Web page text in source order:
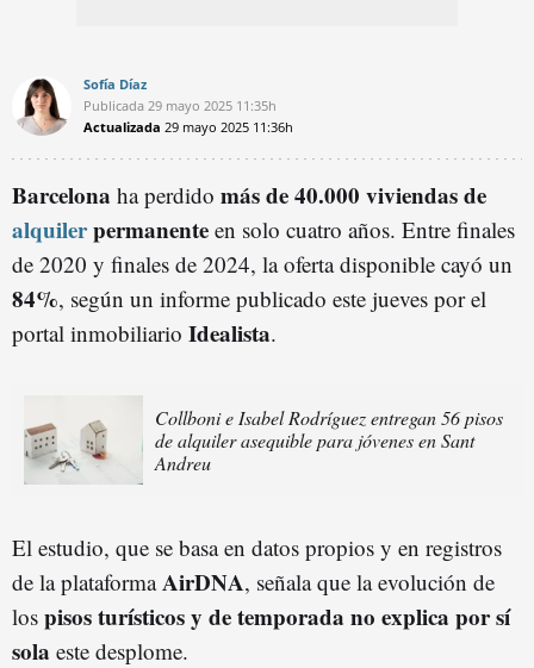
Sofía Díaz
Publicada 29 mayo 2025 11:35h
Actualizada 29 mayo 2025 11:36h
Barcelona ha perdido más de 40.000 viviendas de
alquilerpermanente en solo cuatro años. Entre finales
de 2020 y finales de 2024, la oferta disponible cayó un
84%, según un informe publicado este jueves por el
portal inmobiliario Idealista.
Collboni e Isabel Rodríguez entregan 56 pisos
de alquiler asequible para jóvenes en Sant
Andreu
El estudio, que se basa en datos propios y en registros
de la plataformaAirDNA, señala que la evolución de
los pisos turísticos y de temporada no explica por sí
sola este desplome.